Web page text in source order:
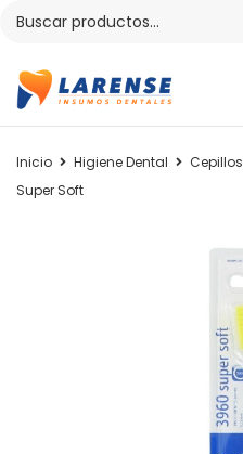
Inicio Higiene Dental Cepillos
Super Soft